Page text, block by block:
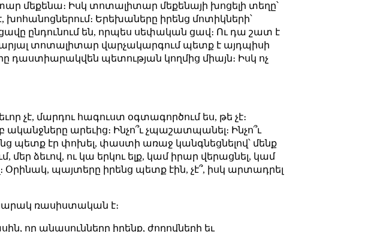
մեքենա։ Իսկ տոտալիտար մեքենայի խոցելի տեղը՝
Երեխաները իրենց մոտիկների՝
ընդունում են, որպես սեփական ցավ։ Ու դա շատ է
տոտալիտար վարչակարգում պետք է այդպիսի
դաստիարակվեն պետության կողմից միայն։ Իսկ ոչ
չէ, մարդու հագուստ օգտագործում ես, թե չէ։
արեւից։ Ինչո՞ւ չպաշատպանել։ Ինչո՞ւ
պետք էր փոխել, փաստի առաջ կանգնեցնելով՝ մենք
մեր ձեւով, ու կա երկու ելք, կամ իրար վերացնել, կամ
պայտերը իրենց պետք էին, չէ՞, իսկ արտադրել
ռասիստական է։
որ անասունները իրենք, ժողովների եւ